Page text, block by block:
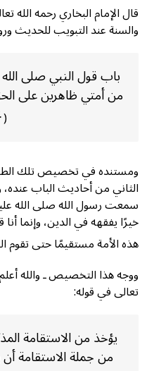
قال الإمام البخاري رحمه الله
والسنة عند التبويب للحديث
باب قول النبي صلى
من أمتي ظاهرين على
(
ومستنده في تخصيص تلك
الثاني من أحاديث الباب
سمعت رسول الله صلى الله
خيرًا يفقهه في الدين، وإنما
هذه الأمة مستقيمًا حتى تقوم
ووجه هذا التخصيص ـ والله
تعالى في قوله:
يؤخذ من الاستقامة
من جملة الاستقامة أن